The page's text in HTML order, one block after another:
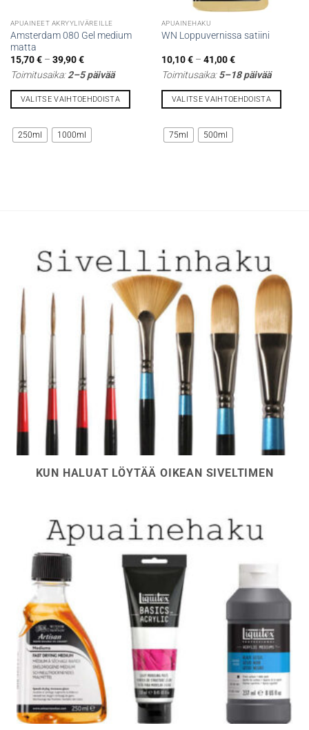
APUAINEET AKRYYLIVÄREILLE
Amsterdam 080 Gel medium
matta
15,70€ – 39,90€Hintaluokka:
-
Toimitusaika:2–5 päivää
VALITSE VAIHTOEHDOISTA
tuotteella
on
250ml 1000ml
APUAINEHAKU
WN Loppuvernissa satiini
10,10€ – 41,00€Hintaluokka:
-
Toimitusaika:5–18 päivää
VALITSE VAIHTOEHDOISTA
tuotteella
on
75ml 500ml
KUN HALUAT LÖYTÄÄ OIKEAN SIVELTIMEN